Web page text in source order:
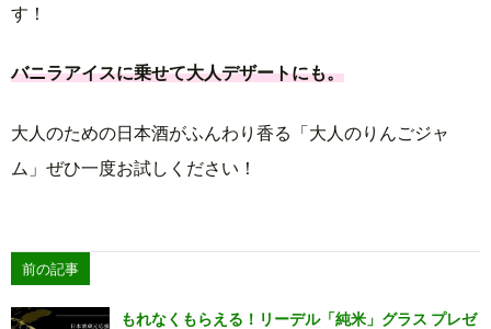
す！
バニラアイスに乗せて大人デザートにも。
大人のための日本酒がふんわり香る「大人のりんごジャ
ム」ぜひ一度お試しください！
前の記事
もれなくもらえる！リーデル「純米」グラス プレゼ